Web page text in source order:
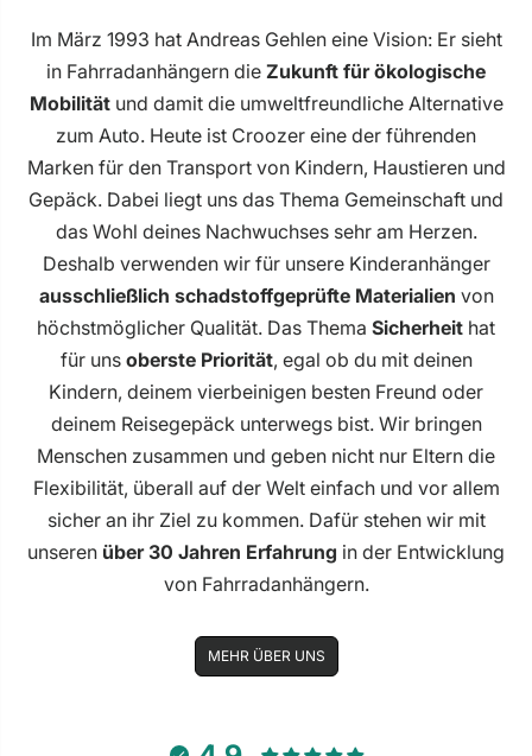
Im März 1993 hat Andreas Gehlen eine Vision: Er sieht
in Fahrradanhängern die Zukunft für ökologische
Mobilitätund damit die umweltfreundliche Alternative
zum Auto. Heute ist Croozer eine der führenden
Marken für den Transport von Kindern, Haustieren und
Gepäck. Dabei liegt uns das Thema Gemeinschaft und
das Wohl deines Nachwuchses sehr am Herzen.
Deshalb verwenden wir für unsere Kinderanhänger
ausschließlich schadstoffgeprüfte Materialien von
höchstmöglicher Qualität. Das Thema Sicherheit hat
für uns oberste Priorität, egal ob du mit deinen
Kindern, deinem vierbeinigen besten Freund oder
deinem Reisegepäck unterwegs bist. Wir bringen
Menschen zusammen und geben nicht nur Eltern die
Flexibilität, überall auf der Welt einfach und vor allem
sicher an ihr Ziel zu kommen. Dafür stehen wir mit
unseren über 30 Jahren Erfahrung in der Entwicklung
von Fahrradanhängern.
MEHR ÜBER UNS